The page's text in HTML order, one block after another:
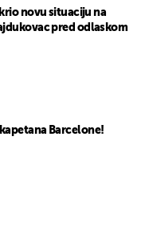
novu situaciju na
pred odlaskom
Barcelone!